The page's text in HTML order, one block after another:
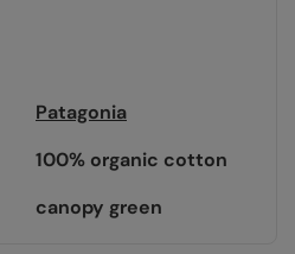
Patagonia
100% organic cotton
canopy green